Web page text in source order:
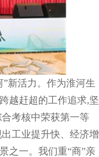
”新活力。作为淮河生
越赶超的工作追求,坚
考核中荣获第一等
工业提升快、经济增
之一。我们重“商”亲